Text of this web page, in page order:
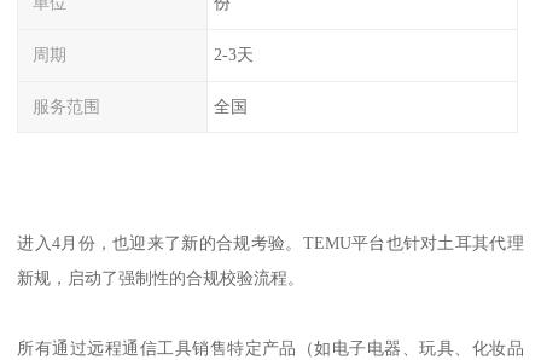
周期 2-3天
服务范围 全国
进入4月份，也迎来了新的合规考验。TEMU平台也针对土耳其代理
新规，启动了强制性的合规校验流程。
所有通过远程通信工具销售特定产品（如电子电器、玩具、化妆品